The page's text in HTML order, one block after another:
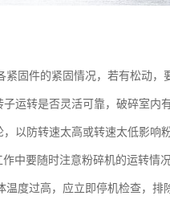
固件的紧固情况，若有松动
运转是否灵活可靠，破碎室内
以防转速太高或转速太低影响
中要随时注意粉碎机的运转情
度过高，应立即停机检查，排